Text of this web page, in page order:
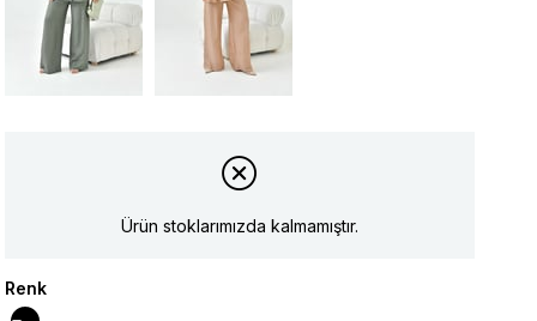
Ürün stoklarımızda kalmamıştır.
Renk